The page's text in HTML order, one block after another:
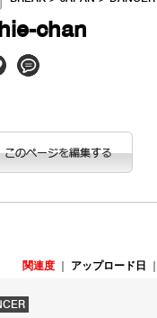
chan
関連度 ｜ アップロード日 ｜